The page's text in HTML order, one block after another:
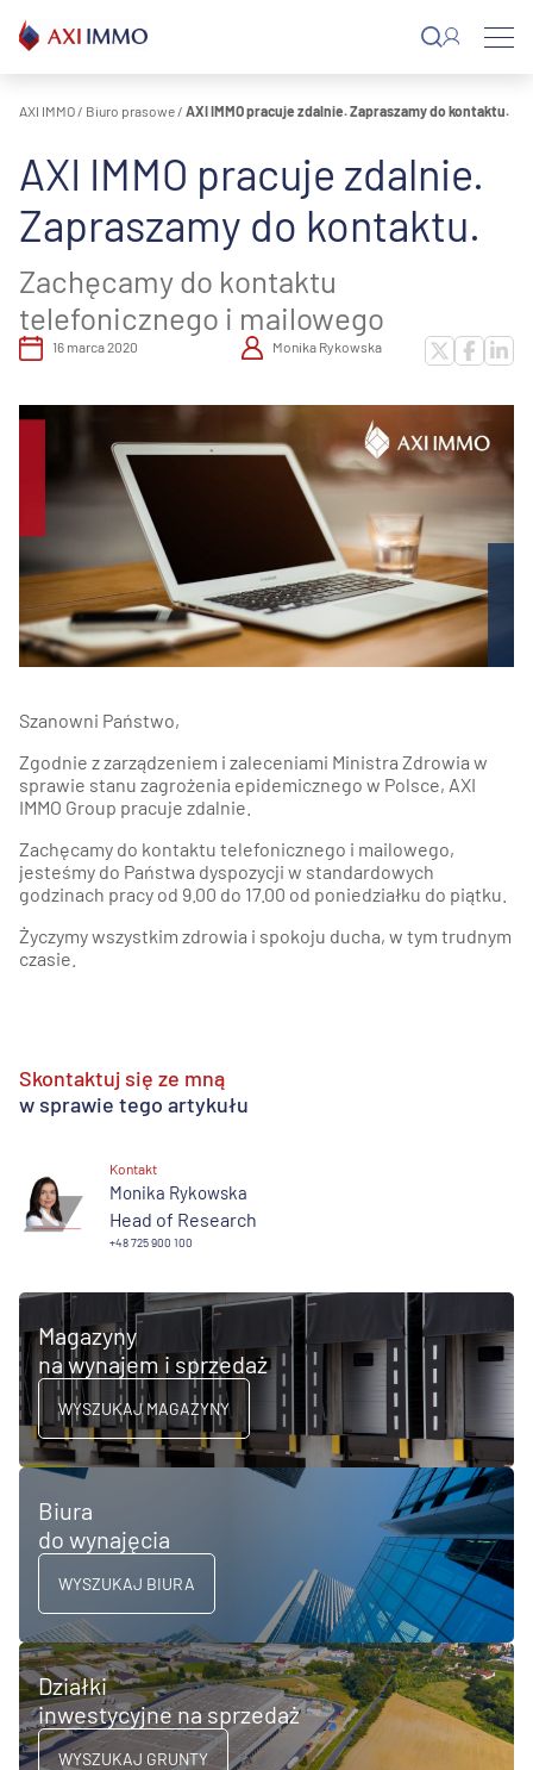
do
treści
AXI IMMO / Biuro prasowe / AXI IMMO pracuje zdalnie. Zapraszamy do kontaktu.
AXI IMMO pracuje zdalnie.
Zapraszamy do kontaktu.
Zachęcamy do kontaktu
telefonicznego i mailowego
16 marca 2020 Monika Rykowska
Szanowni Państwo,
Zgodnie z zarządzeniem i zaleceniami Ministra Zdrowia w
sprawie stanu zagrożenia epidemicznego w Polsce, AXI
IMMO Group pracuje zdalnie.
Zachęcamy do kontaktu telefonicznego i mailowego,
jesteśmy do Państwa dyspozycji w standardowych
godzinach pracy od 9.00 do 17.00 od poniedziałku do piątku.
Życzymy wszystkim zdrowia i spokoju ducha, w tym trudnym
czasie.
Skontaktuj się ze mną
w sprawie tego artykułu
Kontakt
Monika Rykowska
Head of Research
+48 725 900 100
Magazyny
na wynajem i sprzedaż
WYSZUKAJ MAGAZYNY
Biura
do wynajęcia
WYSZUKAJ BIURA
Działki
inwestycyjne na sprzedaż
WYSZUKAJ GRUNTY